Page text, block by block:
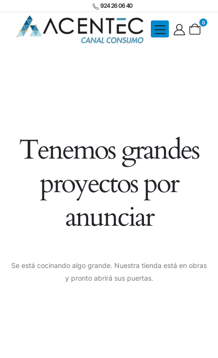
924 26 06 40
0
Tenemos grandes
proyectos por
anunciar
Se está cocinando algo grande. Nuestra tienda está en obras
y pronto abrirá sus puertas.